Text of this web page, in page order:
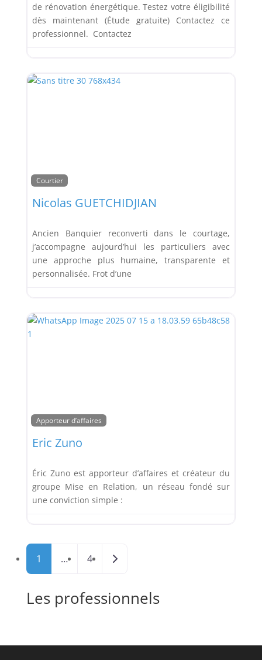
de rénovation énergétique. Testez votre éligibilité
dès maintenant (Étude gratuite) Contactez ce
professionnel. Contactez
Courtier
Nicolas GUETCHIDJIAN
Ancien Banquier reconverti dans le courtage,
j’accompagne aujourd’hui les particuliers avec
une approche plus humaine, transparente et
personnalisée. Frot d’une
Apporteur d’affaires
Eric Zuno
Éric Zuno est apporteur d’affaires et créateur du
groupe Mise en Relation, un réseau fondé sur
une conviction simple :
Posts navigation
1 … 4 Older posts
Les professionnels